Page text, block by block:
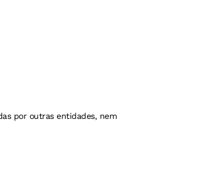
por outras entidades, nem